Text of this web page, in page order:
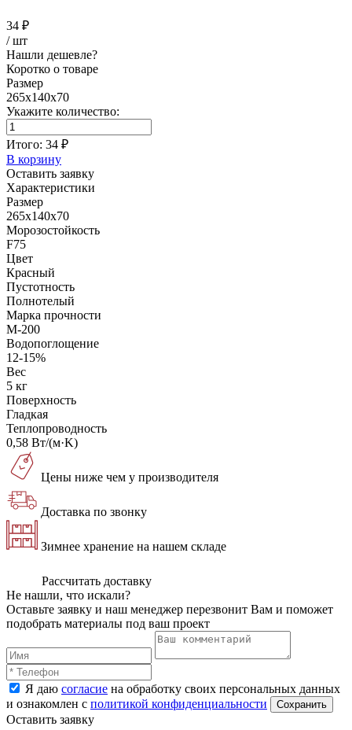
34 ₽
/ шт
Нашли дешевле?
Коротко о товаре
Размер
265x140x70
Укажите количество:
Итого: 34 ₽
В корзину
Оставить заявку
Характеристики
Размер
265x140x70
Морозостойкость
F75
Цвет
Красный
Пустотность
Полнотелый
Марка прочности
М-200
Водопоглощение
12-15%
Вес
5 кг
Поверхность
Гладкая
Теплопроводность
0,58 Вт/(м·K)
Цены ниже чем у производителя
Доставка по звонку
Зимнее хранение на нашем складе
Рассчитать доставку
Не нашли, что искали?
Оставьте заявку и наш менеджер перезвонит Вам и поможет
подобрать материалы под ваш проект
Я даю согласие на обработку своих персональных данных
и ознакомлен с политикой конфиденциальности
Оставить заявку